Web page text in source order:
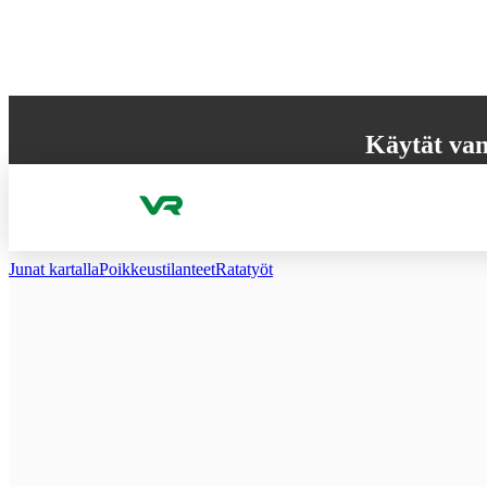
Käytät
Junat kartallaPoikkeus­tilanteetRatatyöt